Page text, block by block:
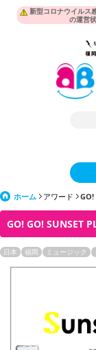
新型コロナウイルス
の運営
ホーム アワード GO!
GO! GO! SUNSET
日本 福岡 ミュージック